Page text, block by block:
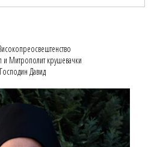
и Митрополит крушевачки
Господин Давид